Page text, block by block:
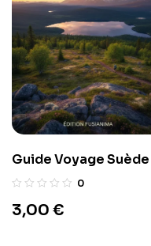
Guide Voyage Suède
0
3,00 €